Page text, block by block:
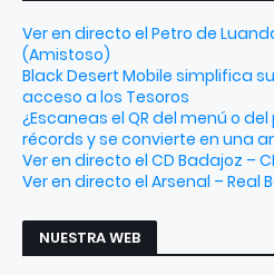
Ver en directo el Petro de
(Amistoso)
Black Desert Mobile simplifica
acceso a los Tesoros
¿Escaneas el QR del menú o
récords y se convierte en una
Ver en directo el CD Badajoz –
Ver en directo el Arsenal – Real
NUESTRA WEB